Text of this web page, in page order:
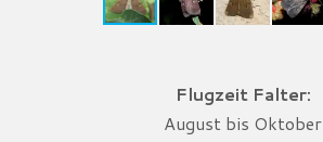
Flugzeit Falter:
August bis Oktober